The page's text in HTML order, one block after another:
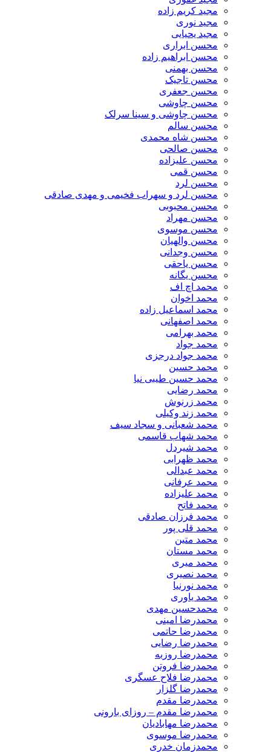
مجید کریم زاده
مجید نوری
مجید یحیایی
محسن ابراری
محسن ابراهیم زاده
محسن بهمنی
محسن تاجیک
محسن جعفری
محسن چاوشی
محسن چاوشی و سینا سرلک
محسن سالم
محسن شاه محمدی
محسن صالحی
محسن علیزاده
محسن قمی
محسن لرد
محسن لرد و سهراب فخیمی و مهدی صادقی
محسن محبوبی
محسن مهراد
محسن موسوی
محسن والهیان
محسن وجدانی
محسن یاحقی
محسن یگانه
محمد اچ اف
محمد اخوان
محمد اسماعیل زاده
محمد اصفهانی
محمد بهرامی
محمد جواد
محمد جواد درجزی
محمد حسین
محمد حسین طیبی نیا
محمد رضایی
محمد زرنوش
محمد زند وکیلی
محمد شعبانی و سجاد سیف
محمد شهاب قاسمی
​محمد شیردل
محمد ظهرابی
محمد عبدالی
محمد عرفانی
محمد علیزاده
محمد فاتح
محمد فرزان صادقی
محمد قلی پور
محمد متین
محمد مستان
محمد میری
محمد نصیری
محمد نورنیا
محمد یاوری
محمدحسین مهدی
محمدرضا امینی
محمدرضا حاتمی
محمدرضا رضایی
محمدرضا روزبه
محمدرضا فروتن
محمدرضا فلاح عسگری
محمدرضا گلزار
محمدرضا مقدم
محمدرضا مقدم – روزای بارونی
محمدرضا مهابادیان
محمدرضا موسوی
محمدزمان خدری